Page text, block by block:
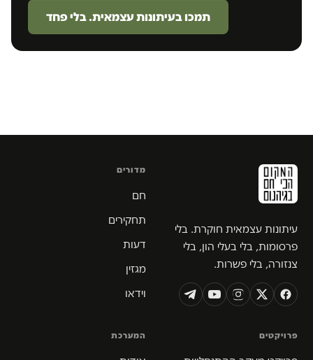
תמכו בעיתונות עצמאית. בלי פחד
עיתונות עצמאית חוקרת. בלי
פרסומות, בלי בעלי הון, בלי
צנזורה, בלי פשרות.
מדורים
חם
תחקירים
דעות
מגזין
וידאו
פרויקטים המערכת